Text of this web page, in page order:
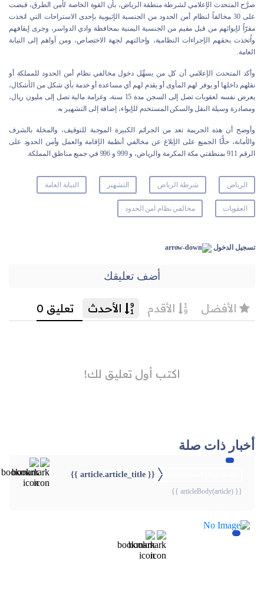
صرَّح المتحدث الإعلامي لشرطة منطقة الرياض، بأن القوة الخاصة لأمن الطرق، قبضت
على 30 مخالفاً لنظام أمن الحدود من الجنسية الإثيوبية بإحدى الاستراحات التي اتخذت
مقرّاً لإيوائهم من قبل مقيم من الجنسية اليمنية بمحافظة وادي الدواسر، وجرى إيقافهم
واُتخذت بحقهم الإجراءات النظامية، وإحالتهم لجهة الاختصاص، ومن آواهم إلى النيابة
العامة.
وأكد المتحدث الإعلامي أن كل من يسهِّل دخول مخالفي نظام أمن الحدود للمملكة أو
نقلهم داخلها أو يوفر لهم المأوى أو يقدم لهم أي مساعدة أو خدمة بأي شكل من الأشكال،
يعرض نفسه لعقوبات تصل إلى السجن مدة 15 سنة، وغرامة مالية تصل إلى مليون ريال،
ومصادرة وسيلة النقل والسكن المستخدم للإيواء، إضافة إلى التشهير به.
وأوضح أن هذه الجريمة تعد من الجرائم الكبيرة الموجبة للتوقيف، والمخلة بالشرف
والأمانة، حاثًّا الجميع على الإبلاغ عن مخالفي أنظمة الإقامة والعمل وأمن الحدود على
الرقم 911 بمنطقتي مكة المكرمة والرياض، و 999 و 996 في جميع مناطق المملكة.
الرياض شرطة الرياض التشهير النيابة العامة
العقوبات مخالفي نظام امن الحدود
تسجيل الدخول
أضف تعليقك
أخبار ذات صلة
{{ article.article_title }}
{{ articleBody(article) }}